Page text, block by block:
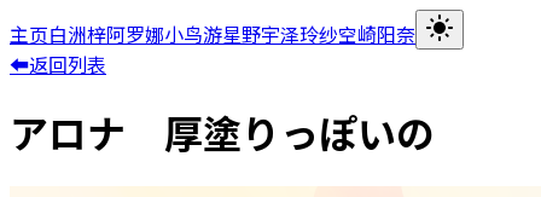
主页白洲梓阿罗娜小鸟游星野宇泽玲纱空崎阳奈
⬅返回列表
アロナ 厚塗りっぽいの